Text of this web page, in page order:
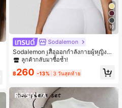
10
Sodalemon
Sodalemon เสื้อออกกำลังกายผู้หญิงแ
บบบิดหลัง, เสื้อชั้นในกีฬาโยคะสีพื้นแบ
บมีฟองน้ำคอวีสีขาวสำหรับฤดูใบไม้ผลิ
ลูกค้ากลับมาซื้อซ้ำ!
฿260 -13% 3 วันสุดท้าย